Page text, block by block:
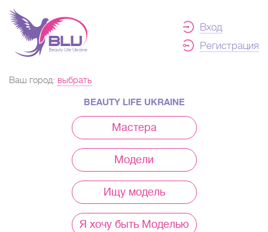
Вход
Регистрация
Ваш город: выбрать
BEAUTY LIFE UKRAINE
Мастера
Модели
Ищу модель
Я хочу быть Моделью